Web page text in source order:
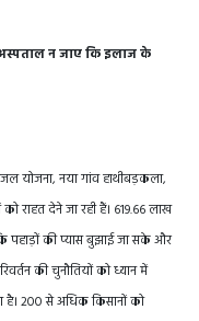
न जाए कि इलाज के
योजना, नया गांव हाथीबड़कला,
राहत देने जा रही हैं। 619.66 लाख
पहाड़ों की प्यास बुझाई जा सके और
की चुनौतियों को ध्यान में
200 से अधिक किसानों को